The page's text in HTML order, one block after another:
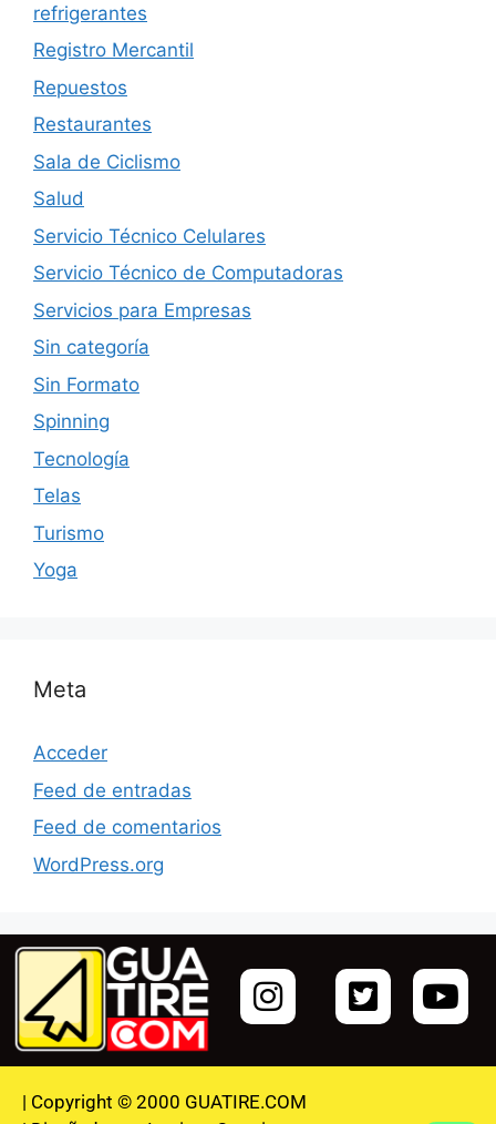
refrigerantes
Registro Mercantil
Repuestos
Restaurantes
Sala de Ciclismo
Salud
Servicio Técnico Celulares
Servicio Técnico de Computadoras
Servicios para Empresas
Sin categoría
Sin Formato
Spinning
Tecnología
Telas
Turismo
Yoga
Meta
Acceder
Feed de entradas
Feed de comentarios
WordPress.org
| Copyright © 2000 GUATIRE.COM